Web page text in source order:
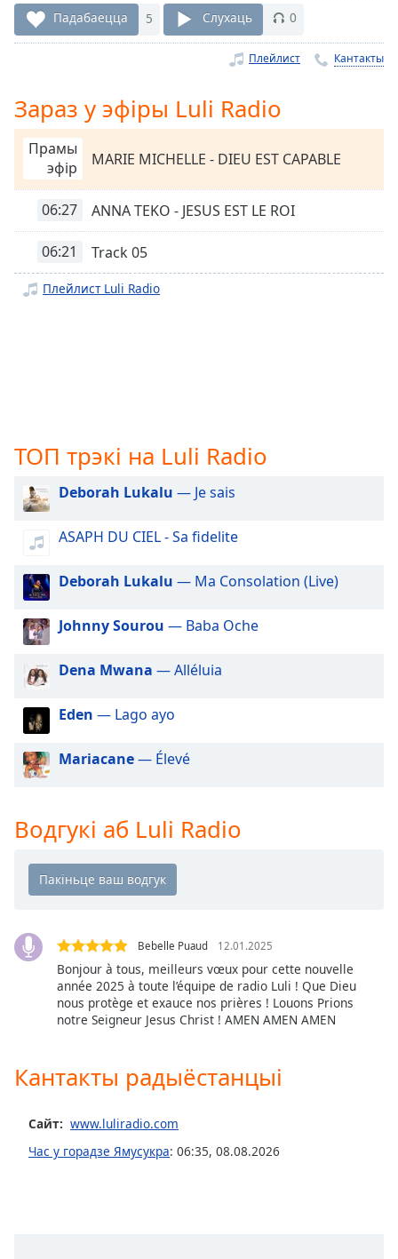
Seek to
live,
currently
Time-
Playback
Rate
Chapters
Chapters
Descriptions
settings,
subtitles
settings
dialog
off
selected
Audio
Track
Picture-
in-
Picture
Fullscreen
window.
Beginning
dialog
Escape
will
Color
Падабаецца 5 Слухаць 0
Плейлист Кантакты
Зараз у эфіры Luli Radio
Прамы
эфір
MARIE MICHELLE - DIEU EST CAPABLE
06:27 ANNA TEKO - JESUS EST LE ROI
06:21 Track 05
Плейлист Luli Radio
ТОП трэкі на Luli Radio
Deborah Lukalu — Je sais
ASAPH DU CIEL - Sa fidelite
Deborah Lukalu — Ma Consolation (Live)
Johnny Sourou — Baba Oche
Dena Mwana — Alléluia
Eden — Lago ayo
Mariacane— Élevé
Водгукі аб Luli Radio
Bebelle Puaud 12.01.2025
Bonjour à tous, meilleurs vœux pour cette nouvelle
année 2025 à toute l’équipe de radio Luli ! Que Dieu
nous protège et exauce nos prières ! Louons Prions
notre Seigneur Jesus Christ ! AMEN AMEN AMEN
Кантакты радыёстанцыі
Сайт: www.luliradio.com
Час у горадзе Ямусукра: 06:35, 08.08.2026